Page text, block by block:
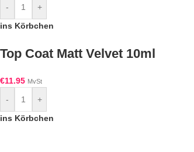
-
+
ins Körbchen
Top Coat Matt Velvet 10ml
€11.95 MvSt
-
+
ins Körbchen